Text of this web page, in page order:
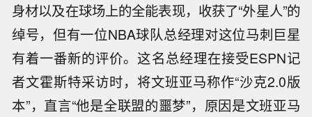
身材以及在球场上的全能表现，收获了“外星人”的
绰号，但有一位NBA球队总经理对这位马刺巨星
有着一番新的评价。这名总经理在接受ESPN记
者文霍斯特采访时，将文班亚马称作“沙克2.0版
本”，直言“他是全联盟的噩梦”，原因是文班亚马